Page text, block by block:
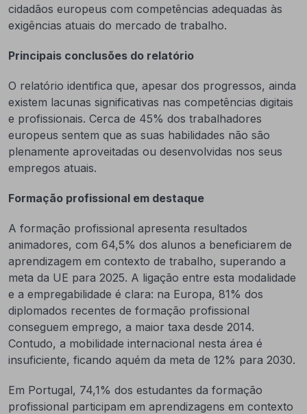
cidadãos europeus com competências adequadas às
exigências atuais do mercado de trabalho.
Principais conclusões do relatório
O relatório identifica que, apesar dos progressos, ainda
existem lacunas significativas nas competências digitais
e profissionais. Cerca de 45% dos trabalhadores
europeus sentem que as suas habilidades não são
plenamente aproveitadas ou desenvolvidas nos seus
empregos atuais.
Formação profissional em destaque
A formação profissional apresenta resultados
animadores, com 64,5% dos alunos a beneficiarem de
aprendizagem em contexto de trabalho, superando a
meta da UE para 2025. A ligação entre esta modalidade
e a empregabilidade é clara: na Europa, 81% dos
diplomados recentes de formação profissional
conseguem emprego, a maior taxa desde 2014.
Contudo, a mobilidade internacional nesta área é
insuficiente, ficando aquém da meta de 12% para 2030.
Em Portugal, 74,1% dos estudantes da formação
profissional participam em aprendizagens em contexto